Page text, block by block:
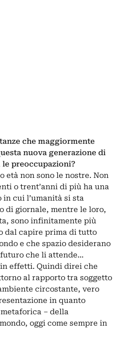
che maggiormente
nuova generazione di
preoccupazioni?
età non sono le nostre. Non
o trent’anni di più ha una
cui l’umanità si sta
di giornale, mentre le loro,
sono infinitamente più
dal capire prima di tutto
e che spazio desiderano
che li attende…
effetti. Quindi direi che
al rapporto tra soggetto
circostante, vero
in quanto
– della
oggi come sempre in